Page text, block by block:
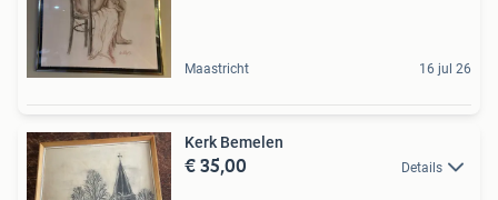
Maastricht 16 jul 26
Kerk Bemelen
€ 35,00 Details